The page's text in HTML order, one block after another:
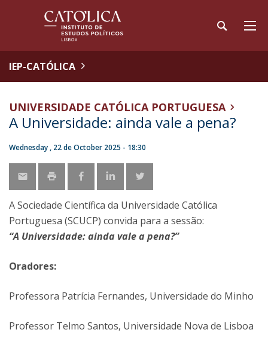
IEP-CATÓLICA
UNIVERSIDADE CATÓLICA PORTUGUESA
A Universidade: ainda vale a pena?
Wednesday , 22 de October 2025 - 18:30
A Sociedade Científica da Universidade Católica
Portuguesa (SCUCP) convida para a sessão:
“A Universidade: ainda vale a pena?”
Oradores:
Professora Patrícia Fernandes, Universidade do Minho
Professor Telmo Santos, Universidade Nova de Lisboa